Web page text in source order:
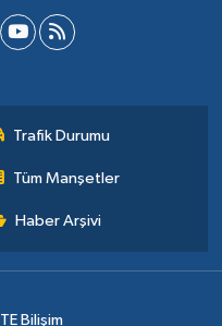
Trafik Durumu
Tüm Manşetler
Haber Arşivi
TE Bilişim